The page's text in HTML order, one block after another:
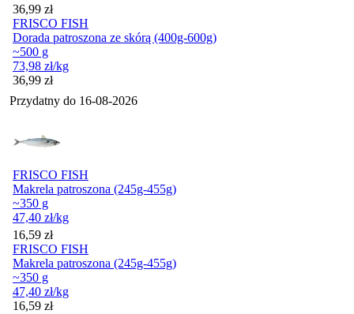
Cena
36,99 zł
FRISCO FISH
Dorada patroszona ze skórą (400g-600g)
~500 g
73,98 zł/kg
Cena
36,99 zł
Przydatny do 16-08-2026
FRISCO FISH
Makrela patroszona (245g-455g)
~350 g
47,40 zł/kg
Cena
16,59 zł
FRISCO FISH
Makrela patroszona (245g-455g)
~350 g
47,40 zł/kg
Cena
16,59 zł